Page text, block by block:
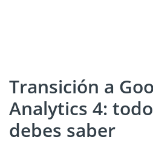
Transición a
Analytics 4:
debes saber